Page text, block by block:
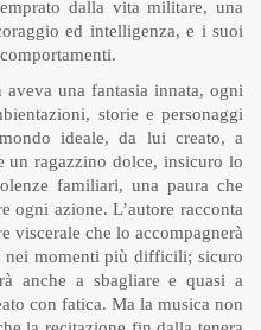
dalla vita militare, una
ed intelligenza, e i suoi
aveva una fantasia innata, ogni
storie e personaggi
ideale, da lui creato, a
un ragazzino dolce, insicuro lo
familiari, una paura che
ogni azione. L’autore racconta
viscerale che lo accompagnerà
nei momenti più difficili; sicuro
anche a sbagliare e quasi a
con fatica. Ma la musica non